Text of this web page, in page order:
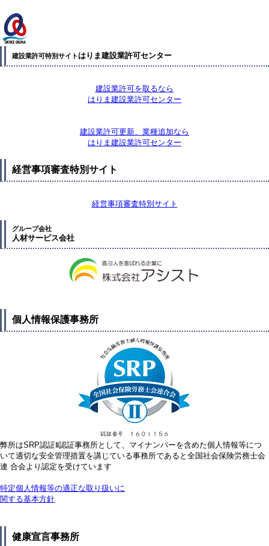
建設業許可特別サイト はりま建設業許可センター
建設業許可を取るなら
はりま建設業許可センター
建設業許可更新、業種追加なら
はりま建設業許可センター
経営事項審査特別サイト
経営事項審査特別サイト
グループ会社
人材サービス会社
個人情報保護事務所
弊所はSRP認証Ⅱ認証事務所として、マイナンバーを含めた個人情報等につ
いて適切な安全管理措置を講じている事務所であると全国社会保険労務士会
連 合会より認定を受けています
特定個人情報等の適正な取り扱いに
関する基本方針
健康宣言事務所